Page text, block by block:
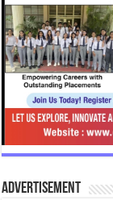
Advertisement